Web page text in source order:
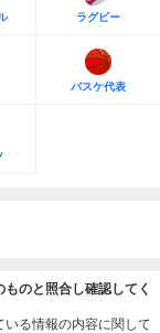
ラグビー
バスケ代表
ものと照合し確認してく
る情報の内容に関して